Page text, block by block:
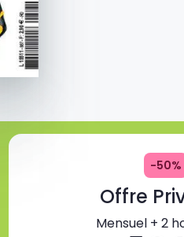
-50%
Offre
Mensuel + 2